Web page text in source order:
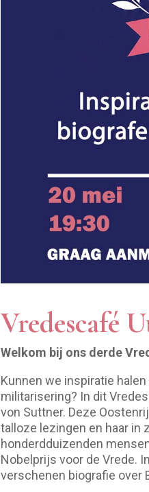
Vredescafé
Welkom bij ons derde
Kunnen we inspiratie
militarisering? In dit
von Suttner. Deze
talloze lezingen en haar in
honderdduizenden
Nobelprijs voor de Vrede.
verschenen biografie over